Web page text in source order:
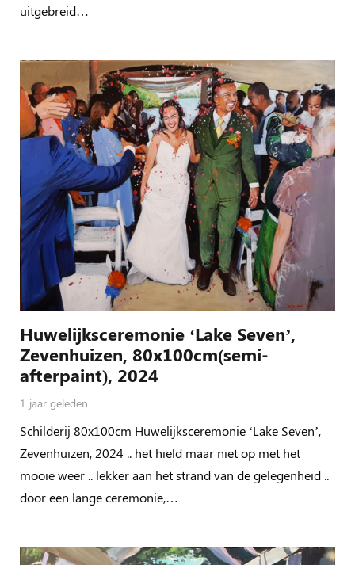
uitgebreid…
Huwelijksceremonie ‘Lake Seven’,
Zevenhuizen, 80x100cm(semi-
afterpaint), 2024
1 jaar geleden
Schilderij 80x100cm Huwelijksceremonie ‘Lake Seven’,
Zevenhuizen, 2024 .. het hield maar niet op met het
mooie weer .. lekker aan het strand van de gelegenheid ..
door een lange ceremonie,…